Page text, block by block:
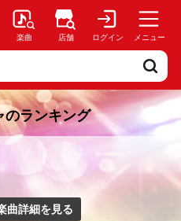
楽曲 店舗 ログイン メニュー
のランキング
曲詳細を見る